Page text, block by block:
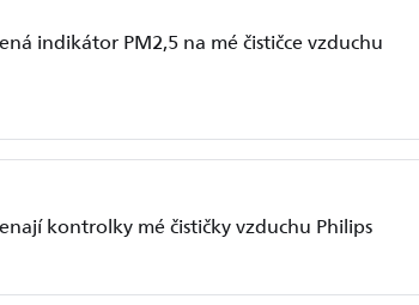
indikátor PM2,5 na mé čističce vzduchu
kontrolky mé čističky vzduchu Philips